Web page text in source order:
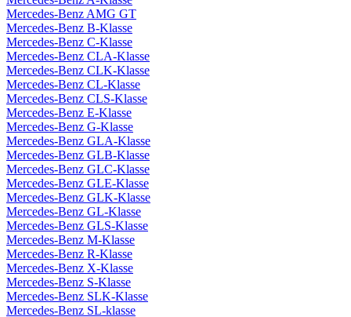
Mercedes-Benz AMG GT
Mercedes-Benz B-Klasse
Mercedes-Benz C-Klasse
Mercedes-Benz CLA-Klasse
Mercedes-Benz CLK-Klasse
Mercedes-Benz CL-Klasse
Mercedes-Benz CLS-Klasse
Mercedes-Benz E-Klasse
Mercedes-Benz G-Klasse
Mercedes-Benz GLA-Klasse
Mercedes-Benz GLB-Klasse
Mercedes-Benz GLC-Klasse
Mercedes-Benz GLE-Klasse
Mercedes-Benz GLK-Klasse
Mercedes-Benz GL-Klasse
Mercedes-Benz GLS-Klasse
Mercedes-Benz M-Klasse
Mercedes-Benz R-Klasse
Mercedes-Benz X-Klasse
Mercedes-Benz S-Klasse
Mercedes-Benz SLK-Klasse
Mercedes-Benz SL-klasse